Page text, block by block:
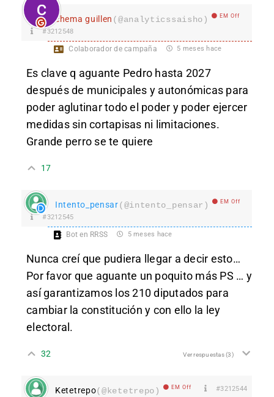
chema guillen (@analyticssaisho) EM Off
#3212548
Colaborador de campaña 5 meses hace
Es clave q aguante Pedro hasta 2027
después de municipales y autonómicas para
poder aglutinar todo el poder y poder ejercer
medidas sin cortapisas ni limitaciones.
Grande perro se te quiere
17
Intento_pensar(@intento_pensar) EM Off
#3212545
Bot en RRSS 5 meses hace
Nunca creí que pudiera llegar a decir esto…
Por favor que aguante un poquito más PS … y
así garantizamos los 210 diputados para
cambiar la constitución y con ello la ley
electoral.
32 Ver respuestas(3)
Ketetrepo(@ketetrepo) EM Off #3212544